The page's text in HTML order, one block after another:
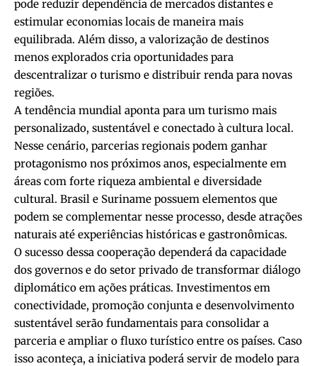
pode reduzir dependência de mercados distantes e
estimular economias locais de maneira mais
equilibrada. Além disso, a valorização de destinos
menos explorados cria oportunidades para
descentralizar o turismo e distribuir renda para novas
regiões.
A tendência mundial aponta para um turismo mais
personalizado, sustentável e conectado à cultura local.
Nesse cenário, parcerias regionais podem ganhar
protagonismo nos próximos anos, especialmente em
áreas com forte riqueza ambiental e diversidade
cultural. Brasil e Suriname possuem elementos que
podem se complementar nesse processo, desde atrações
naturais até experiências históricas e gastronômicas.
O sucesso dessa cooperação dependerá da capacidade
dos governos e do setor privado de transformar diálogo
diplomático em ações práticas. Investimentos em
conectividade, promoção conjunta e desenvolvimento
sustentável serão fundamentais para consolidar a
parceria e ampliar o fluxo turístico entre os países. Caso
isso aconteça, a iniciativa poderá servir de modelo para